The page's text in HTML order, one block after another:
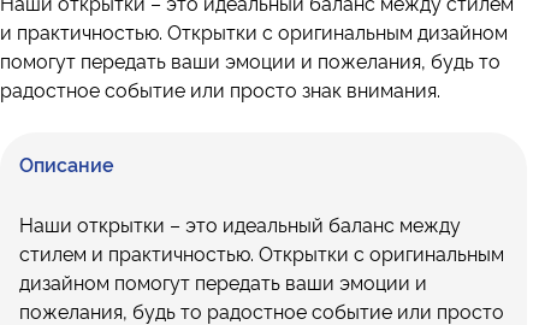
и практичностью. Открытки с оригинальным дизайном
помогут передать ваши эмоции и пожелания, будь то
радостное событие или просто знак внимания.
Описание
Наши открытки – это идеальный баланс между
стилем и практичностью. Открытки с оригинальным
дизайном помогут передать ваши эмоции и
пожелания, будь то радостное событие или просто